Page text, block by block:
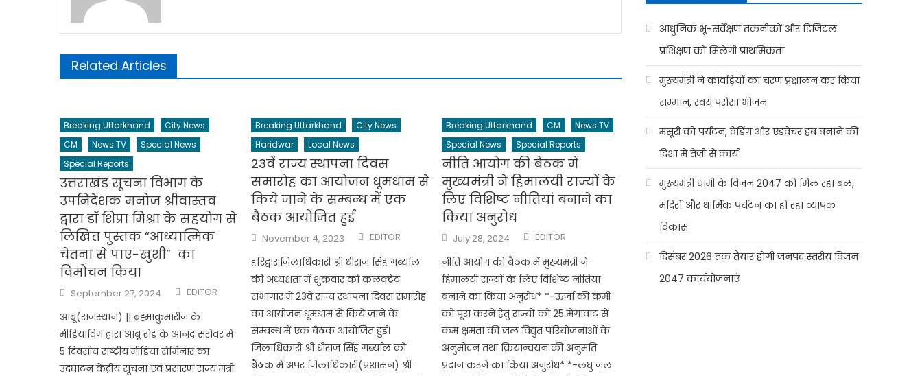
Related Articles
Breaking Uttarkhand
City News
CM
News TV
Special News
Special Reports
उत्तराखंड सूचना विभाग के
उपनिदेशक मनोज श्रीवास्तव
द्वारा डॉ शिप्रा मिश्रा के सहयोग से
लिखित पुस्तक “आध्यात्मिक
चेतना से पाएं-खुशी” का
विमोचन किया
Posted
on
September 27, 2024 Author
EDITOR
आबू(राजस्थान) || ब्रह्माकुमारीज के
मीडियाविंग द्वारा आबू रोड के आनंद सरोवर में
5 दिवसीय राष्ट्रीय मीडिया सेमिनार का
उदघाटन केंद्रीय सूचना एवं प्रसारण राज्य मंत्री
Breaking Uttarkhand
City News
Haridwar
Local News
23वें राज्य स्थापना दिवस
समारोह का आयोजन धूमधाम से
किये जाने के सम्बन्ध में एक
बैठक आयोजित हुई
Posted
on
November 4, 2023 Author
EDITOR
हरिद्वार:जिलाधिकारी श्री धीराज सिंह गर्ब्याल
की अध्यक्षता में शुक्रवार को कलक्ट्रेट
सभागार में 23वें राज्य स्थापना दिवस समारोह
का आयोजन धूमधाम से किये जाने के
सम्बन्ध में एक बैठक आयोजित हुई।
जिलाधिकारी श्री धीराज सिंह गर्ब्याल को
बैठक में अपर जिलाधिकारी(प्रशासन) श्री
Breaking Uttarkhand CM
News TV
Special News
Special Reports
नीति आयोग की बैठक में
मुख्यमंत्री ने हिमालयी राज्यों के
लिए विशिष्ट नीतियां बनाने का
किया अनुरोध
Posted
on
July 28, 2024 Author
EDITOR
नीति आयोग की बैठक में मुख्यमंत्री ने
हिमालयी राज्यों के लिए विशिष्ट नीतियां
बनाने का किया अनुरोध* *-ऊर्जा की कमी
को पूरा करने हेतु राज्यों को 25 मेगावाट से
कम क्षमता की जल विद्युत परियोजनाओं के
अनुमोदन तथा क्रियान्वयन की अनुमति
प्रदान करने का किया अनुरोध* *-लघु जल
आधुनिक भू-सर्वेक्षण तकनीकों और डिजिटल
प्रशिक्षण को मिलेगी प्राथमिकता
मुख्यमंत्री ने कांवड़ियों का चरण प्रक्षालन कर किया
सम्मान, स्वयं परोसा भोजन
मसूरी को पर्यटन, वेडिंग और एडवेंचर हब बनाने की
दिशा में तेजी से कार्य
मुख्यमंत्री धामी के विजन 2047 को मिल रहा बल,
मंदिरों और धार्मिक पर्यटन का हो रहा व्यापक
विकास
दिसंबर 2026 तक तैयार होंगी जनपद स्तरीय विजन
2047 कार्ययोजनाएं